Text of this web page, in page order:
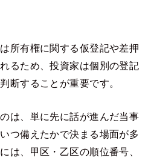
所有権に関する仮登記や差押
るため、投資家は個別の登記
断することが重要です。
は、単に先に話が進んだ当事
つ備えたかで決まる場面が多
は、甲区・乙区の順位番号、